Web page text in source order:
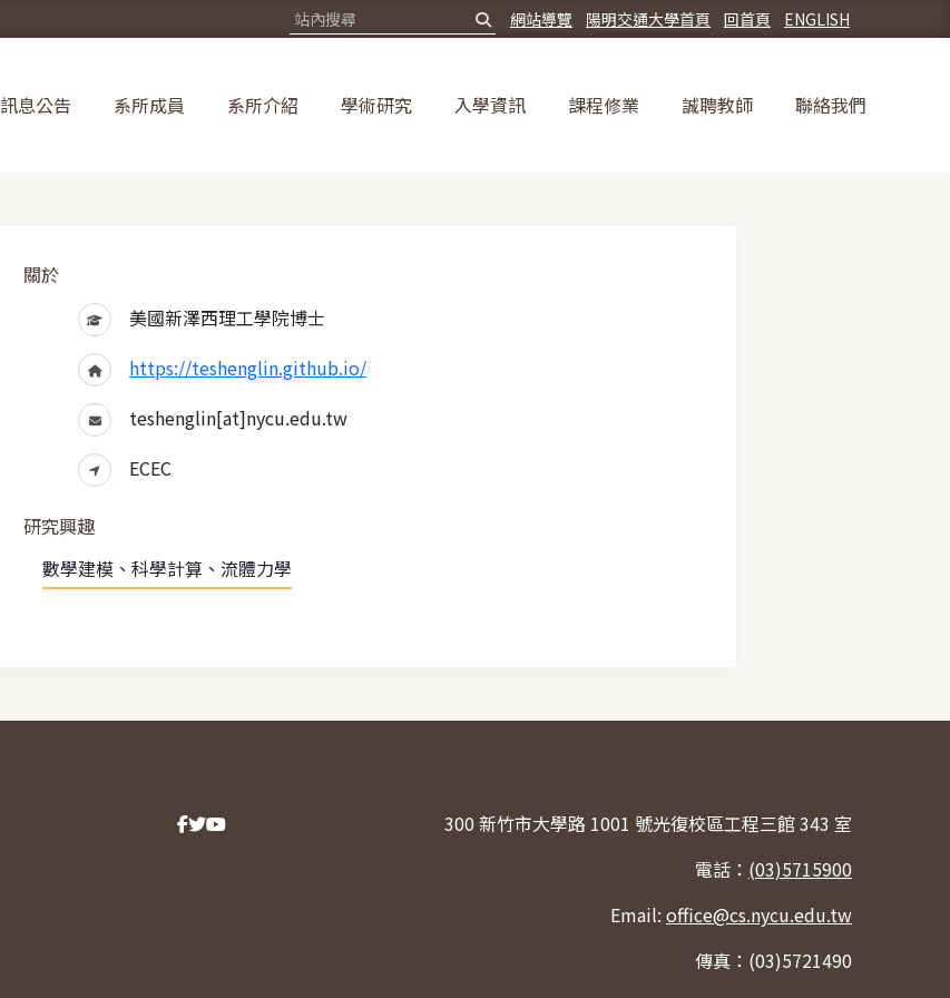
ENGLISH
回首頁
陽明交通大學首頁
網站導覽
訊息公告 系所成員 系所介紹 學術研究 入學資訊 課程修業 誠聘教師 聯絡我們
關於
美國新澤西理工學院博士
https://teshenglin.github.io/
teshenglin[at]nycu.edu.tw
ECEC
研究興趣
數學建模、科學計算、流體力學
300 新竹市大學路 1001 號光復校區工程三館 343 室
電話： (03)5715900
Email: office@cs.nycu.edu.tw
傳真：(03)5721490